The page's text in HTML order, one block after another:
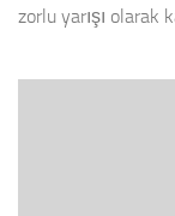
zorlu yarışı olarak